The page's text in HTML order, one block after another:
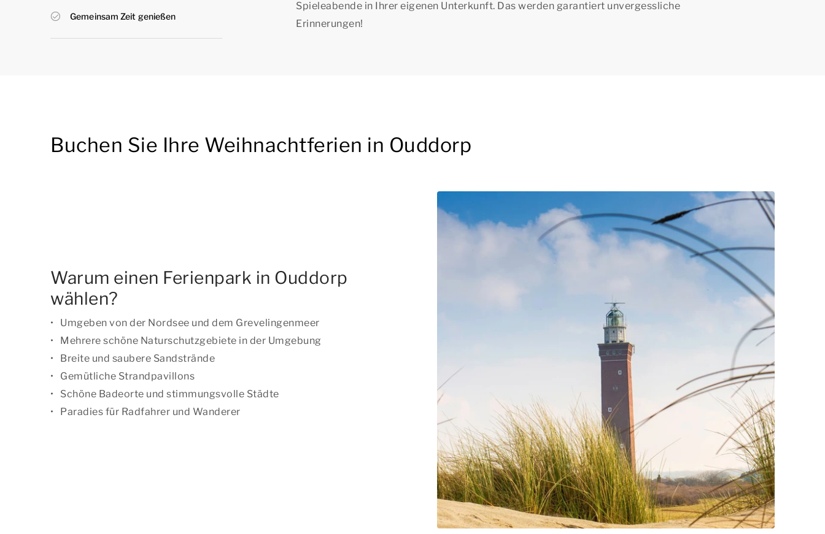
Gemeinsam Zeit genießen
Spieleabende in Ihrer eigenen Unterkunft. Das werden garantiert unvergessliche
Erinnerungen!
Buchen Sie Ihre Weihnachtferien in Ouddorp
Warum einen Ferienpark in Ouddorp
wählen?
Umgeben von der Nordsee und dem Grevelingenmeer
Mehrere schöne Naturschutzgebiete in der Umgebung
Breite und saubere Sandstrände
Gemütliche Strandpavillons
Schöne Badeorte und stimmungsvolle Städte
Paradies für Radfahrer und Wanderer